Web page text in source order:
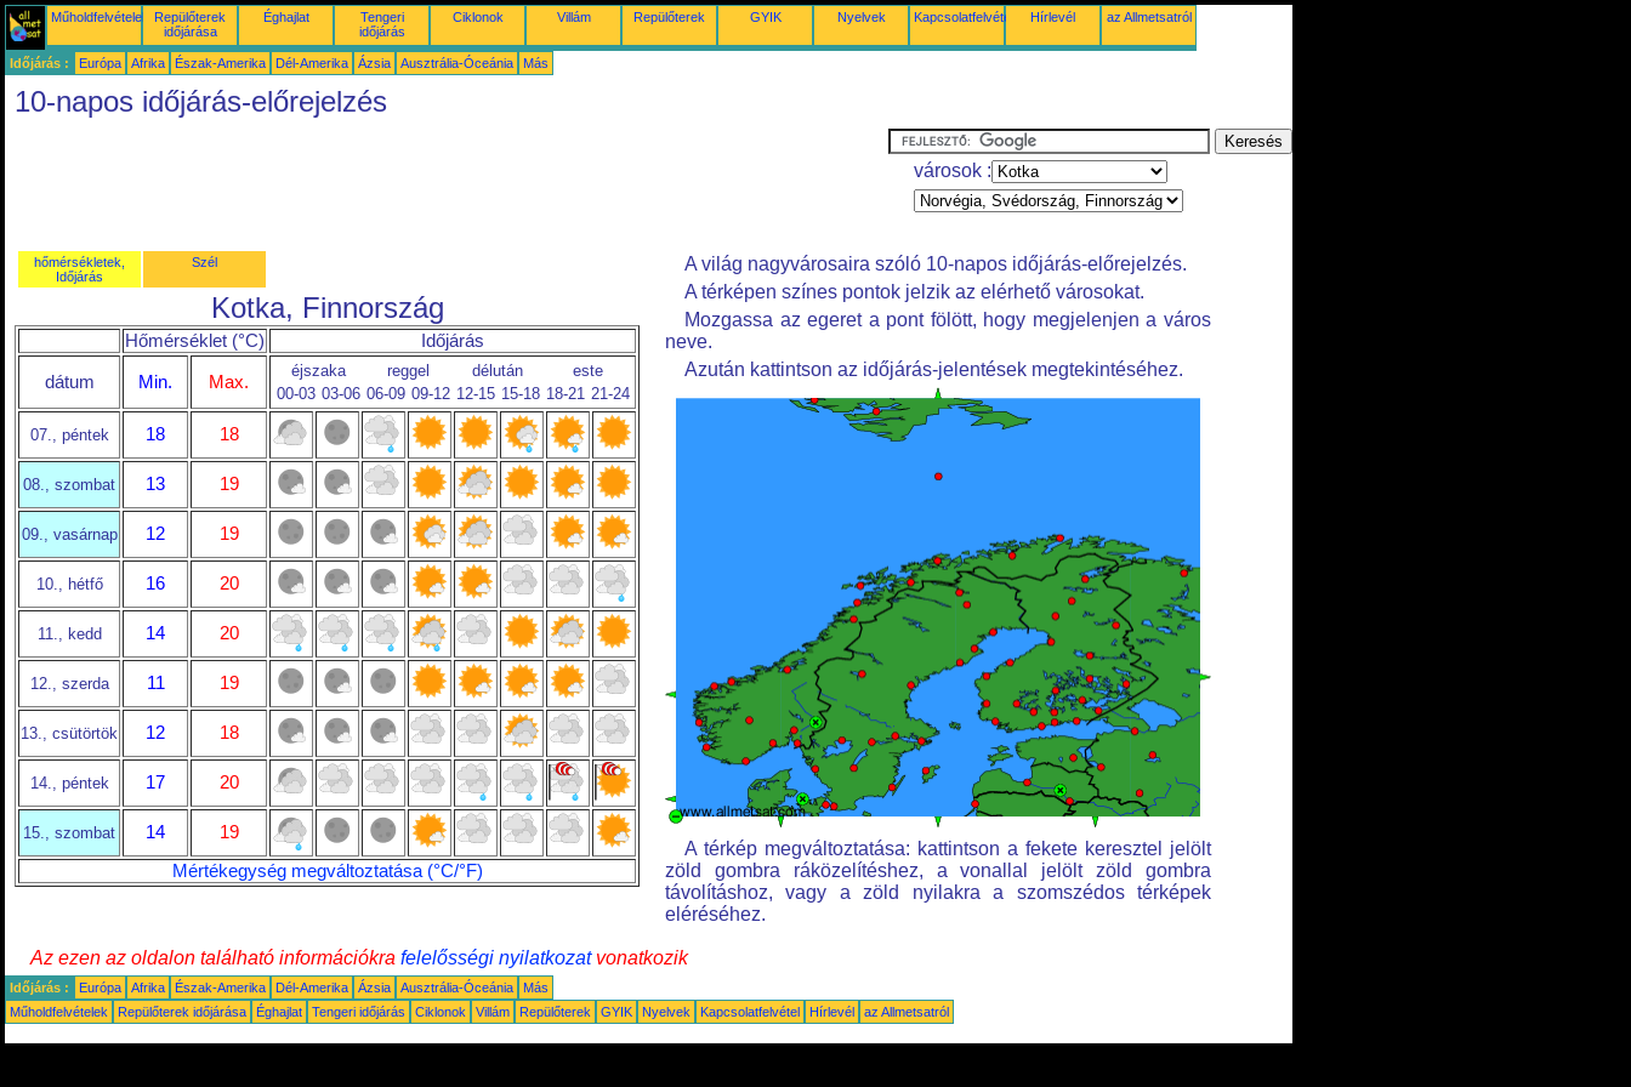
Műholdfelvételek
Repülőterek
időjárása
Éghajlat
Tengeri
időjárás
Ciklonok Villám Repülőterek GYIK Nyelvek Kapcsolatfelvétel Hírlevél az Allmetsatról
Időjárás : Európa Afrika Észak-Amerika Dél-Amerika Ázsia Ausztrália-Óceánia Más
10-napos időjárás-előrejelzés
városok :
hőmérsékletek,
Időjárás
Szél
Kotka, Finnország
Hőmérséklet (°C) Időjárás
dátum Min. Max.
éjszaka reggel délután
este
00-03 03-06 06-09 09-12 12-15 15-18 18-21 21-24
07., péntek 18 18
08., szombat 13 19
09., vasárnap 12 19
10., hétfő 16 20
11., kedd 14 20
12., szerda 11 19
13., csütörtök 12 18
14., péntek 17 20
15., szombat 14
19
Mértékegység megváltoztatása (°C/°F)
A világ nagyvárosaira szóló 10-napos időjárás-előrejelzés.
A térképen színes pontok jelzik az elérhető városokat.
Mozgassa az egeret a pont fölött, hogy megjelenjen a város
neve.
Azután kattintson az időjárás-jelentések megtekintéséhez.
A térkép megváltoztatása: kattintson a fekete keresztel jelölt
zöld gombra ráközelítéshez, a vonallal jelölt zöld gombra
távolításhoz, vagy a zöld nyilakra a szomszédos térképek
eléréséhez.
Az ezen az oldalon található információkra felelősségi nyilatkozatvonatkozik
Időjárás : Európa Afrika Észak-Amerika Dél-Amerika Ázsia Ausztrália-Óceánia
Más
Műholdfelvételek
Repülőterek időjárása Éghajlat Tengeri időjárás Ciklonok Villám Repülőterek GYIK Nyelvek Kapcsolatfelvétel Hírlevél az Allmetsatról